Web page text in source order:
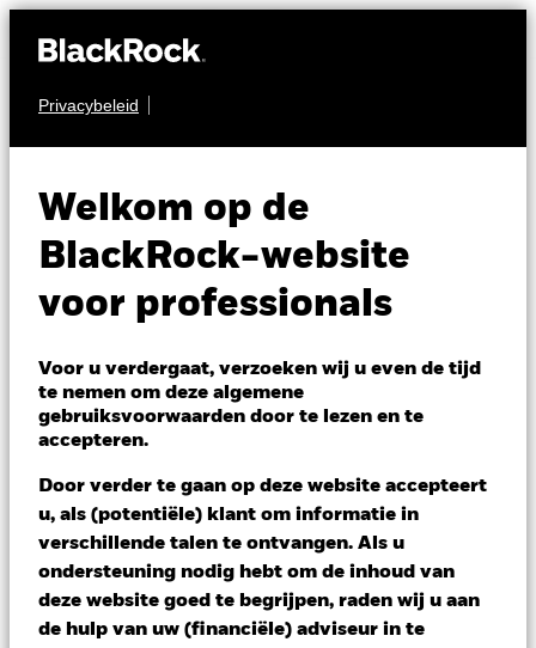
Privacybeleid
Welkom op de
BlackRock-website
voor professionals
Voor u verdergaat, verzoeken wij u even de tijd
te nemen om deze algemene
gebruiksvoorwaarden door te lezen en te
accepteren.
Door verder te gaan op deze website accepteert
u, als (potentiële) klant om informatie in
verschillende talen te ontvangen. Als u
ondersteuning nodig hebt om de inhoud van
deze website goed te begrijpen, raden wij u aan
de hulp van uw (financiële) adviseur in te
MULTI-ASSET
Fund
NAV per 06/aug/2026
JPY 12.683,16
Verandering NAV 1 dag per 06/aug/2026
JPY -41,90 (-0,33%)